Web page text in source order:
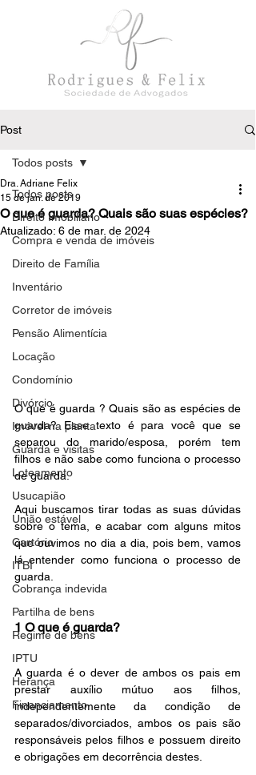
Post
Todos posts
Direito Imobiliário
Compra e venda de imóveis
Direito de Família
Inventário
Corretor de imóveis
Pensão Alimentícia
Locação
Condomínio
Divórcio
Imóvel na planta
Guarda e visitas
Loteamento
Usucapião
União estável
Cartório
ITBI
Cobrança indevida
Partilha de bens
Regime de bens
IPTU
Herança
Financiamento
Todos posts
O que é guarda? Quais são suas espécies?
Dra. Adriane Felix
15 de jan. de 2019
Atualizado: 6 de mar. de 2024
O que é guarda ? Quais são as espécies de
guarda? Esse texto é para você que se
separou do marido/esposa, porém tem
filhos e não sabe como funciona o processo
de guarda.
Aqui buscamos tirar todas as suas dúvidas
sobre o tema, e acabar com alguns mitos
que ouvimos no dia a dia, pois bem, vamos
lá entender como funciona o processo de
guarda.
1 O que é guarda?
A guarda é o dever de ambos os pais em
prestar auxílio mútuo aos filhos,
independentemente da condição de
separados/divorciados, ambos os pais são
responsáveis pelos filhos e possuem direito
e obrigações em decorrência destes.